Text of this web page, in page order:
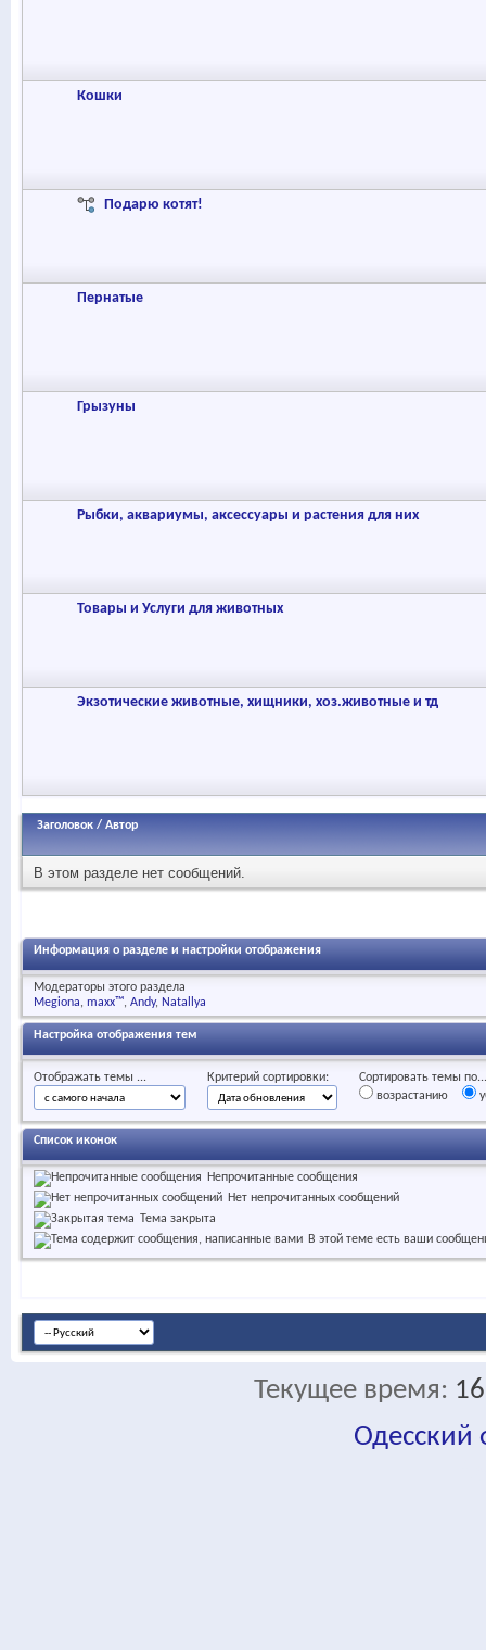
Кошки
Подарю котят!
Пернатые
Грызуны
Рыбки, аквариумы, аксессуары и растения для них
Товары и Услуги для животных
Экзотические животные, хищники, хоз.животные и тд
Заголовок / Автор
В этом разделе нет сообщений.
Информация о разделе и настройки отображения
Модераторы этого раздела
Megiona maxx™ Andy Natallya
Настройка отображения тем
Отображать темы ... Критерий сортировки:
Сортировать темы по...
возрастанию
Список иконок
Непрочитанные сообщения
Нет непрочитанных сообщений
Тема закрыта
В этой теме есть ваши
Текущее время:
Одесский